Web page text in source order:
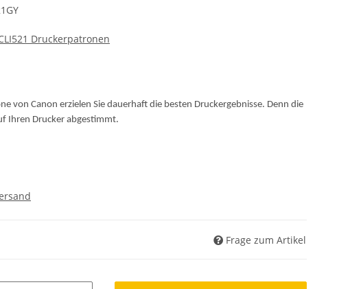
Druckerpatronen
von Canon erzielen Sie dauerhaft die besten Druckergebnisse. Denn die
Ihren Drucker abgestimmt.
Frage zum Artikel